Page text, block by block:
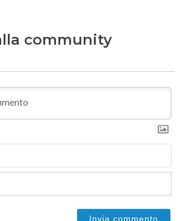
community